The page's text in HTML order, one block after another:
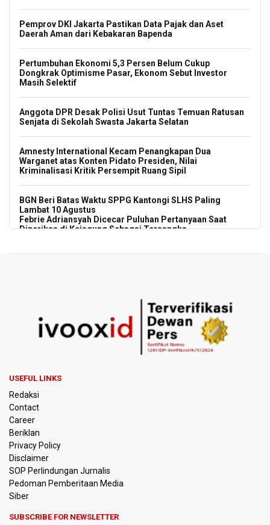
Pemprov DKI Jakarta Pastikan Data Pajak dan Aset
Daerah Aman dari Kebakaran Bapenda
Pertumbuhan Ekonomi 5,3 Persen Belum Cukup
Dongkrak Optimisme Pasar, Ekonom Sebut Investor
Masih Selektif
Anggota DPR Desak Polisi Usut Tuntas Temuan Ratusan
Senjata di Sekolah Swasta Jakarta Selatan
Amnesty International Kecam Penangkapan Dua
Warganet atas Konten Pidato Presiden, Nilai
Kriminalisasi Kritik Persempit Ruang Sipil
BGN Beri Batas Waktu SPPG Kantongi SLHS Paling
Lambat 10 Agustus
Febrie Adriansyah Dicecar Puluhan Pertanyaan Saat
Diperiksa di Kejagung Sebagai Tersangka
SEA V Cup 2026: Timnas Voli Putri Indonesia Menang
Lawan Vietnam 3-2
Kebakaran Landa Gedung Bapenda DKI Jakarta
PSSI Evaluasi TImnas Indonesia Setelah Gagal Tembus
Ditahan Imbang Singapura 1-1
Pemerintah Matangkan Rencana Pembaruan Buku Ajar
Nasional
Pendakian Gunung Gede Pangrango Ditutup karena
USEFUL LINKS
Redaksi
Contact
Career
Beriklan
Privacy Policy
Disclaimer
SOP Perlindungan Jurnalis
Pedoman Pemberitaan Media
Siber
SUBSCRIBE FOR NEWSLETTER